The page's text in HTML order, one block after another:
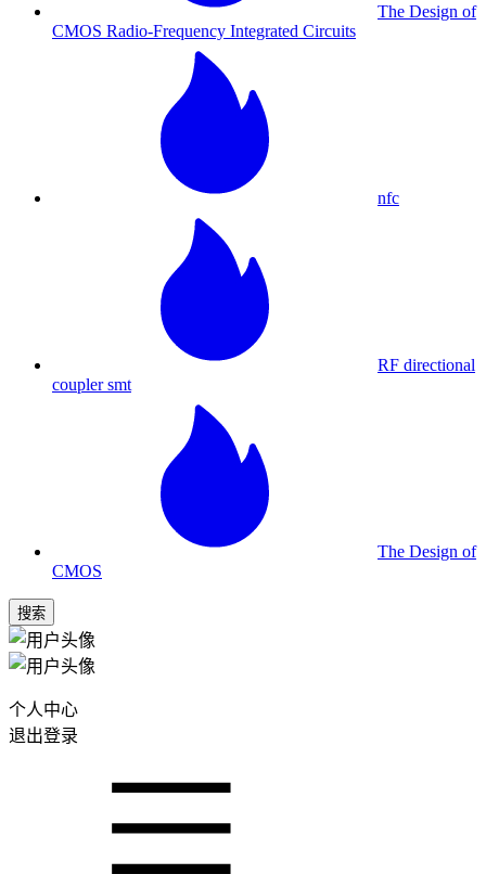
The Design of
CMOS Radio-Frequency Integrated Circuits
nfc
RF directional
coupler smt
The Design of
CMOS
搜索
个人中心
退出登录